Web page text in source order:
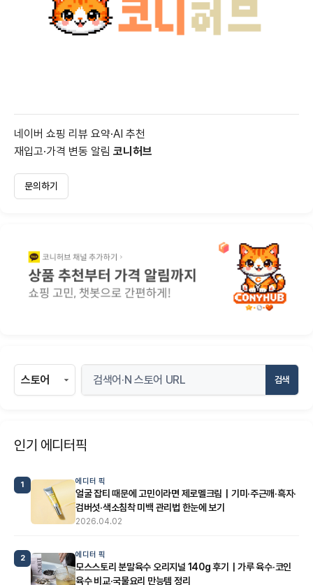
네이버 쇼핑 리뷰 요약·AI 추천
재입고·가격 변동 알림 코니허브
문의하기
검색
인기 에디터픽
1 에디터 픽
얼굴 잡티 때문에 고민이라면 제로멜크림｜기미·주근깨·흑자·
검버섯·색소침착 미백 관리법 한눈에 보기
2026.04.02
2 에디터 픽
모스스토리 분말육수 오리지널 140g 후기｜가루 육수·코인
육수 비교·국물요리 만능템 정리